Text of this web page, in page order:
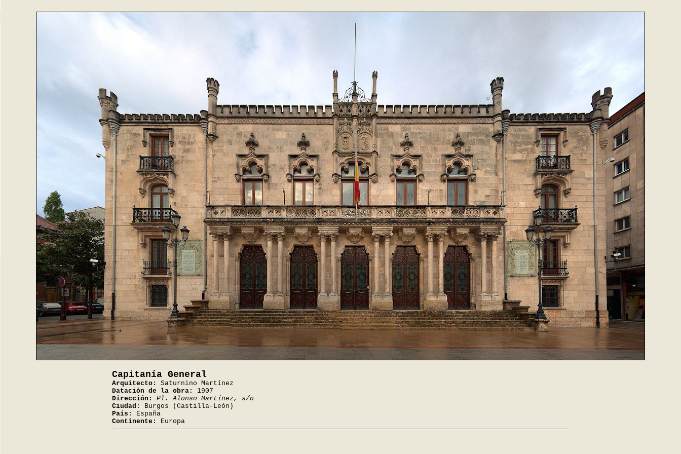
Capitanía General
Arquitecto:
Saturnino Martínez
Datación de la obra:
1907
Dirección:
Pl. Alonso Martínez, s/n
Ciudad:
Burgos (Castilla-León)
País:
España
Continente:
Europa